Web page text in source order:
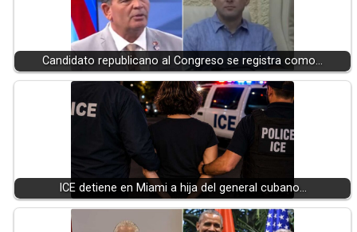
Candidato republicano al Congreso se registra como…
ICE detiene en Miami a hija del general cubano…